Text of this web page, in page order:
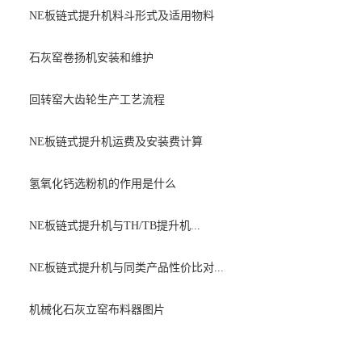
NE板链式提升机料斗形式及适用物料
石灰窑卷扬机安装和维护
回转窑大齿轮生产工艺流程
NE板链式提升机运费及安装费计算
氢氧化钙选粉机的作用是什么
NE板链式提升机与TH/TB提升机...
NE板链式提升机与同类产品性价比对...
机械化石灰立窑布料器图片